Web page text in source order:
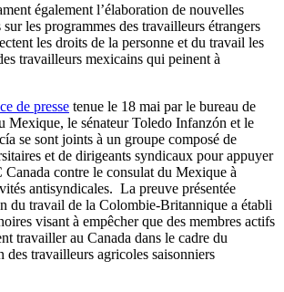
également l’élaboration de nouvelles
les programmes des travailleurs étrangers
les droits de la personne et du travail les
travailleurs mexicains qui peinent à
de presse tenue le 18 mai par le bureau de
Mexique, le sénateur Toledo Infanzón et le
se sont joints à un groupe composé de
et de dirigeants syndicaux pour appuyer
contre le consulat du Mexique à
antisyndicales. La preuve présentée
du travail de la Colombie-Britannique a établi
visant à empêcher que des membres actifs
travailler au Canada dans le cadre du
des travailleurs agricoles saisonniers